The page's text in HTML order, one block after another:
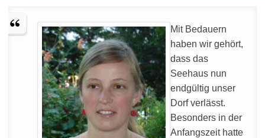
Mit Bedauern
haben wir gehört,
dass das
Seehaus nun
endgültig unser
Dorf verlässt.
Besonders in der
Anfangszeit hatte